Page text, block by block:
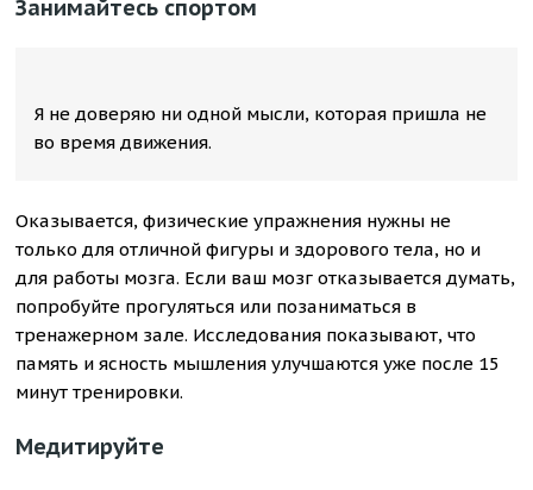
Занимайтесь спортом
Я не доверяю ни одной мысли, которая пришла не
во время движения.
Оказывается, физические упражнения нужны не
только для отличной фигуры и здорового тела, но и
для работы мозга. Если ваш мозг отказывается думать,
попробуйте прогуляться или позаниматься в
тренажерном зале. Исследования показывают, что
память и ясность мышления улучшаются уже после 15
минут тренировки.
Медитируйте